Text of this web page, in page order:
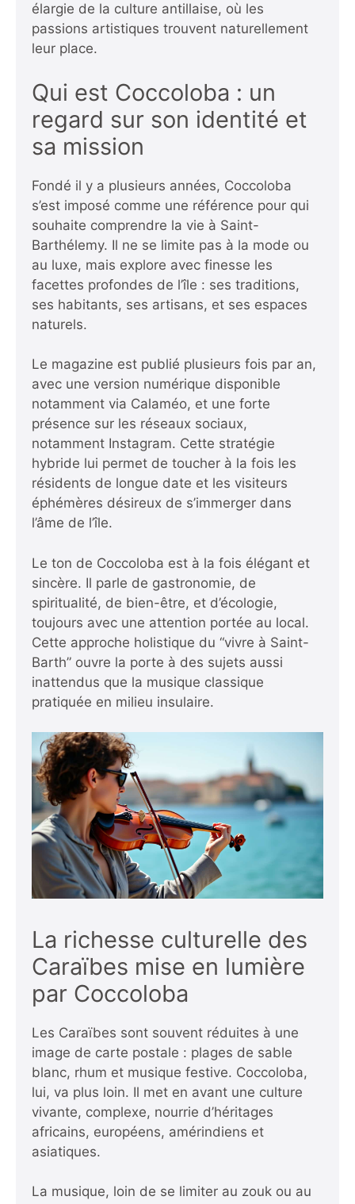
élargie de la culture antillaise, où les
passions artistiques trouvent naturellement
leur place.
Qui est Coccoloba : un
regard sur son identité et
sa mission
Fondé il y a plusieurs années, Coccoloba
s’est imposé comme une référence pour qui
souhaite comprendre la vie à Saint-
Barthélemy. Il ne se limite pas à la mode ou
au luxe, mais explore avec finesse les
facettes profondes de l’île : ses traditions,
ses habitants, ses artisans, et ses espaces
naturels.
Le magazine est publié plusieurs fois par an,
avec une version numérique disponible
notamment via Calaméo, et une forte
présence sur les réseaux sociaux,
notamment Instagram. Cette stratégie
hybride lui permet de toucher à la fois les
résidents de longue date et les visiteurs
éphémères désireux de s’immerger dans
l’âme de l’île.
Le ton de Coccoloba est à la fois élégant et
sincère. Il parle de gastronomie, de
spiritualité, de bien-être, et d’écologie,
toujours avec une attention portée au local.
Cette approche holistique du “vivre à Saint-
Barth” ouvre la porte à des sujets aussi
inattendus que la musique classique
pratiquée en milieu insulaire.
La richesse culturelle des
Caraïbes mise en lumière
par Coccoloba
Les Caraïbes sont souvent réduites à une
image de carte postale : plages de sable
blanc, rhum et musique festive. Coccoloba,
lui, va plus loin. Il met en avant une culture
vivante, complexe, nourrie d’héritages
africains, européens, amérindiens et
asiatiques.
La musique, loin de se limiter au zouk ou au